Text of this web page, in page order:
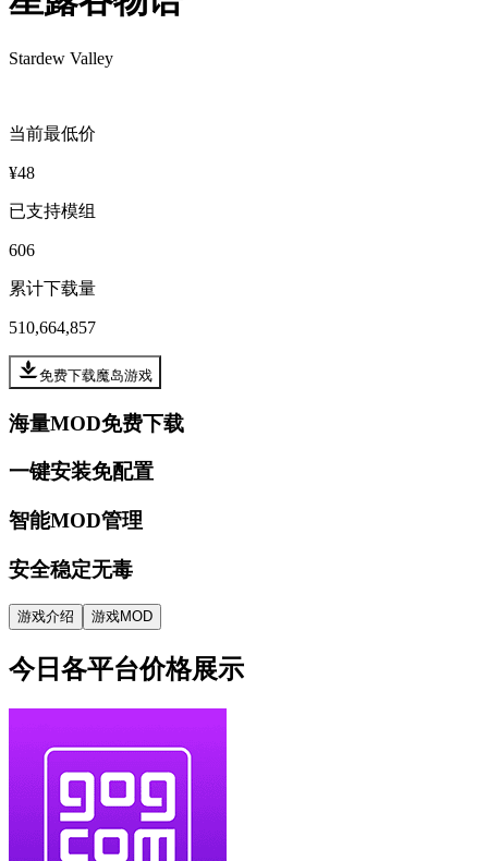
Stardew Valley
当前最低价
¥48
已支持模组
606
累计下载量
510,664,857
免费下载魔岛游戏
海量MOD免费下载
一键安装免配置
智能MOD管理
安全稳定无毒
游戏介绍 游戏MOD
今日各平台价格展示